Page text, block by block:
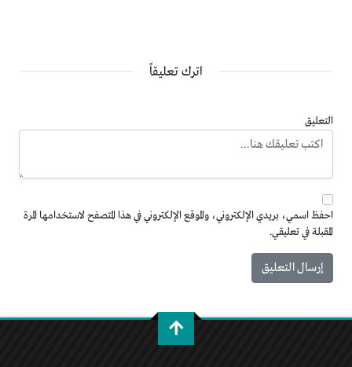
اترك تعليقاً
التعليق
احفظ اسمي، بريدي الإلكتروني، والموقع الإلكتروني في هذا المتصفح لاستخدامها المرة
المقبلة في تعليقي.